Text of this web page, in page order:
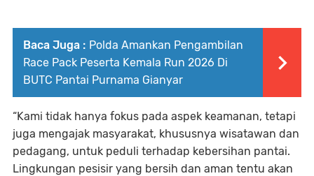
Baca Juga : Polda Amankan Pengambilan
Race Pack Peserta Kemala Run 2026 Di
BUTC Pantai Purnama Gianyar
“Kami tidak hanya fokus pada aspek keamanan, tetapi
juga mengajak masyarakat, khususnya wisatawan dan
pedagang, untuk peduli terhadap kebersihan pantai.
Lingkungan pesisir yang bersih dan aman tentu akan